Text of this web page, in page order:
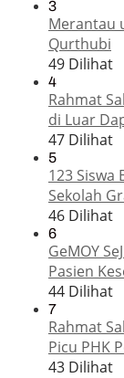
3
Merantau
Qurthubi
49 Dilihat
4
Rahmat
di Luar
47 Dilihat
5
123 Siswa
Sekolah
46 Dilihat
6
GeMOY
Pasien
44 Dilihat
7
Rahmat
Picu PHK
43 Dilihat